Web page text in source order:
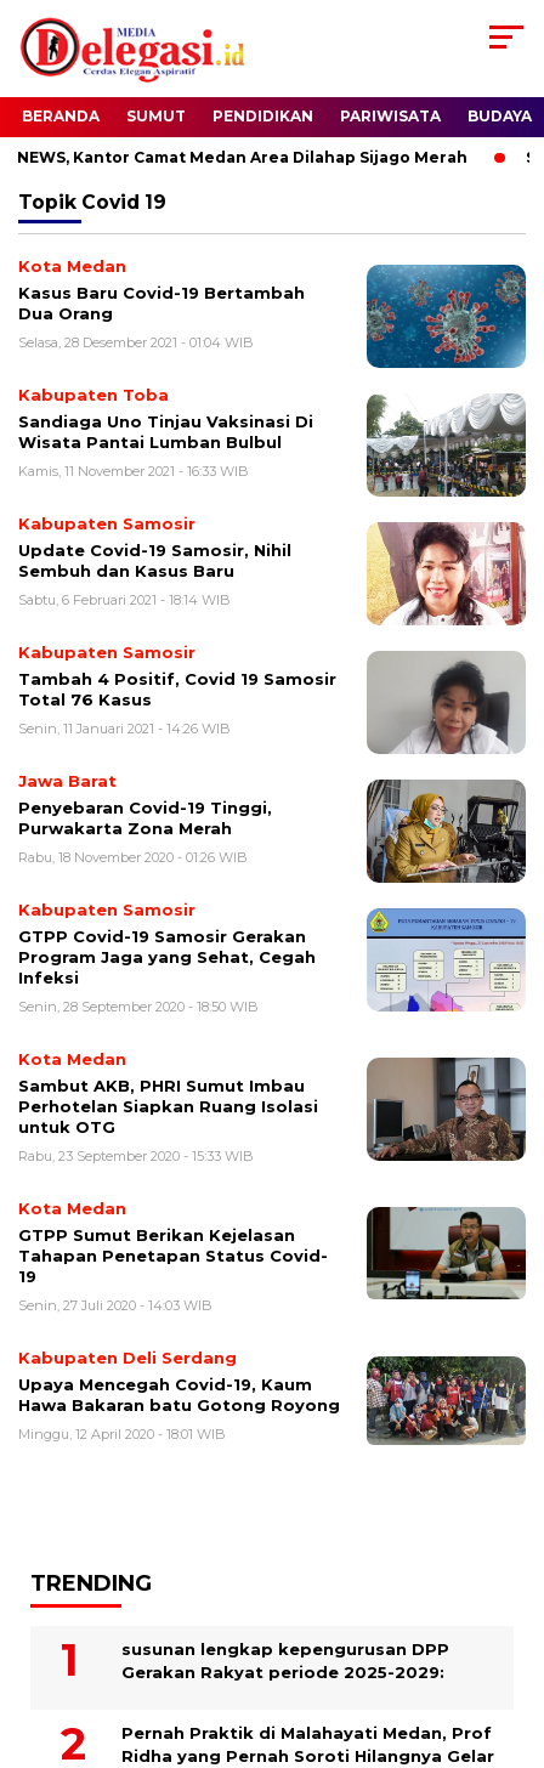
BERANDA SUMUT PENDIDIKAN PARIWISATA BUDAYA
Kantor Camat Medan Area Dilahap Sijago Merah
Topik Covid 19
Kota Medan
Kasus Baru Covid-19 Bertambah
Dua Orang
Selasa, 28 Desember 2021 - 01:04 WIB
Kabupaten Toba
Sandiaga Uno Tinjau Vaksinasi Di
Wisata Pantai Lumban Bulbul
Kamis, 11 November 2021 - 16:33 WIB
Kabupaten Samosir
Update Covid-19 Samosir, Nihil
Sembuh dan Kasus Baru
Sabtu, 6 Februari 2021 - 18:14 WIB
Kabupaten Samosir
Tambah 4 Positif, Covid 19 Samosir
Total 76 Kasus
Senin, 11 Januari 2021 - 14:26 WIB
Jawa Barat
Penyebaran Covid-19 Tinggi,
Purwakarta Zona Merah
Rabu, 18 November 2020 - 01:26 WIB
Kabupaten Samosir
GTPP Covid-19 Samosir Gerakan
Program Jaga yang Sehat, Cegah
Infeksi
Senin, 28 September 2020 - 18:50 WIB
Kota Medan
Sambut AKB, PHRI Sumut Imbau
Perhotelan Siapkan Ruang Isolasi
untuk OTG
Rabu, 23 September 2020 - 15:33 WIB
Kota Medan
GTPP Sumut Berikan Kejelasan
Tahapan Penetapan Status Covid-
19
Senin, 27 Juli 2020 - 14:03 WIB
Kabupaten Deli Serdang
Upaya Mencegah Covid-19, Kaum
Hawa Bakaran batu Gotong Royong
Minggu, 12 April 2020 - 18:01 WIB
TRENDING
susunan lengkap kepengurusan DPP
Gerakan Rakyat periode 2025-2029:
Pernah Praktik di Malahayati Medan, Prof
Ridha yang Pernah Soroti Hilangnya Gelar